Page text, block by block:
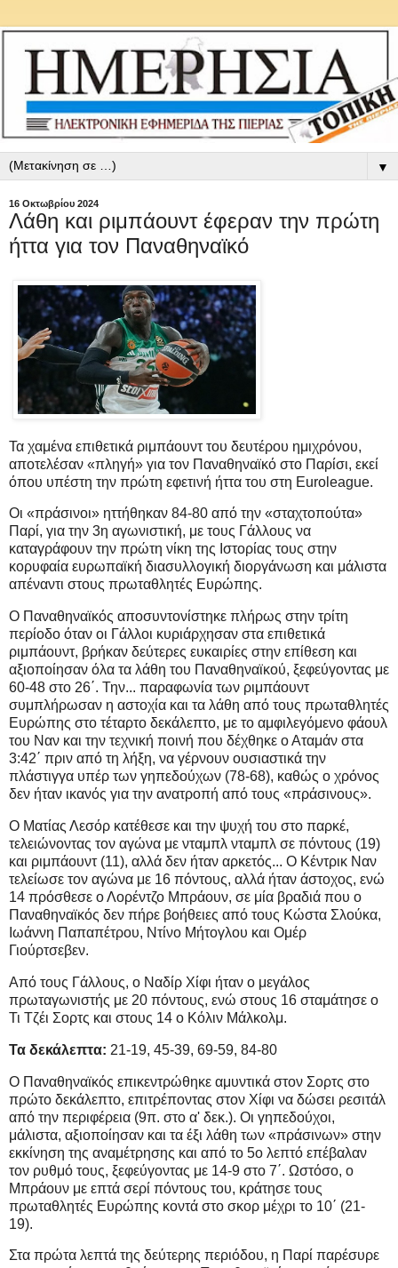
▼
16 Οκτωβρίου 2024
Λάθη και ριμπάουντ έφεραν την πρώτη
ήττα για τον Παναθηναϊκό
Τα χαμένα επιθετικά ριμπάουντ του δευτέρου ημιχρόνου,
αποτελέσαν «πληγή» για τον Παναθηναϊκό στο Παρίσι, εκεί
όπου υπέστη την πρώτη εφετινή ήττα του στη Euroleague.
Οι «πράσινοι» ηττήθηκαν 84-80 από την «σταχτοπούτα»
Παρί, για την 3η αγωνιστική, με τους Γάλλους να
καταγράφουν την πρώτη νίκη της Ιστορίας τους στην
κορυφαία ευρωπαϊκή διασυλλογική διοργάνωση και μάλιστα
απέναντι στους πρωταθλητές Ευρώπης.
Ο Παναθηναϊκός αποσυντονίστηκε πλήρως στην τρίτη
περίοδο όταν οι Γάλλοι κυριάρχησαν στα επιθετικά
ριμπάουντ, βρήκαν δεύτερες ευκαιρίες στην επίθεση και
αξιοποίησαν όλα τα λάθη του Παναθηναϊκού, ξεφεύγοντας με
60-48 στο 26΄. Την... παραφωνία των ριμπάουντ
συμπλήρωσαν η αστοχία και τα λάθη από τους πρωταθλητές
Ευρώπης στο τέταρτο δεκάλεπτο, με το αμφιλεγόμενο φάουλ
του Ναν και την τεχνική ποινή που δέχθηκε ο Αταμάν στα
3:42΄ πριν από τη λήξη, να γέρνουν ουσιαστικά την
πλάστιγγα υπέρ των γηπεδούχων (78-68), καθώς ο χρόνος
δεν ήταν ικανός για την ανατροπή από τους «πράσινους».
Ο Ματίας Λεσόρ κατέθεσε και την ψυχή του στο παρκέ,
τελειώνοντας τον αγώνα με νταμπλ νταμπλ σε πόντους (19)
και ριμπάουντ (11), αλλά δεν ήταν αρκετός... Ο Κέντρικ Ναν
τελείωσε τον αγώνα με 16 πόντους, αλλά ήταν άστοχος, ενώ
14 πρόσθεσε ο Λορέντζο Μπράουν, σε μία βραδιά που ο
Παναθηναϊκός δεν πήρε βοήθειες από τους Κώστα Σλούκα,
Ιωάννη Παπαπέτρου, Ντίνο Μήτογλου και Ομέρ
Γιούρτσεβεν.
Από τους Γάλλους, ο Ναδίρ Χίφι ήταν ο μεγάλος
πρωταγωνιστής με 20 πόντους, ενώ στους 16 σταμάτησε ο
Τι Τζέι Σορτς και στους 14 ο Κόλιν Μάλκολμ.
Τα δεκάλεπτα: 21-19, 45-39, 69-59, 84-80
O Παναθηναϊκός επικεντρώθηκε αμυντικά στον Σορτς στο
πρώτο δεκάλεπτο, επιτρέποντας στον Χίφι να δώσει ρεσιτάλ
από την περιφέρεια (9π. στο α' δεκ.). Οι γηπεδούχοι,
μάλιστα, αξιοποίησαν και τα έξι λάθη των «πράσινων» στην
εκκίνηση της αναμέτρησης και από το 5ο λεπτό επέβαλαν
τον ρυθμό τους, ξεφεύγοντας με 14-9 στο 7΄. Ωστόσο, ο
Μπράουν με επτά σερί πόντους του, κράτησε τους
πρωταθλητές Ευρώπης κοντά στο σκορ μέχρι το 10΄ (21-
19).
Στα πρώτα λεπτά της δεύτερης περιόδου, η Παρί παρέσυρε